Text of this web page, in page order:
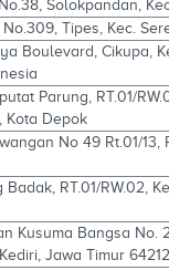
Solokpandan,
Tipes, Kec.
Boulevard, Cikupa,
Parung, RT.01/
Kota Depok
No 49 Rt.01/
Badak, RT.01/RW.02,
Kusuma Bangsa No.
Jawa Timur 64212